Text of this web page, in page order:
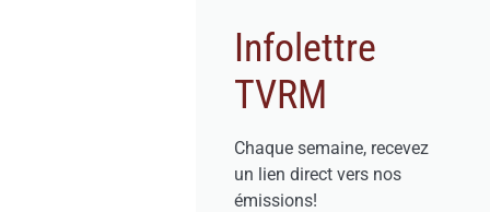
Infolettre
TVRM
Chaque semaine, recevez
un lien direct vers nos
émissions!